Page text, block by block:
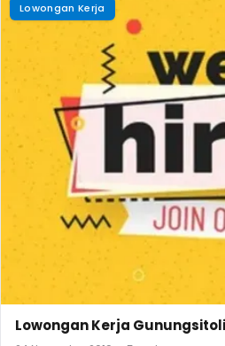
Lowongan Kerja
Lowongan Kerja